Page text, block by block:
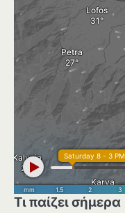
Τι παίζει σήμερα